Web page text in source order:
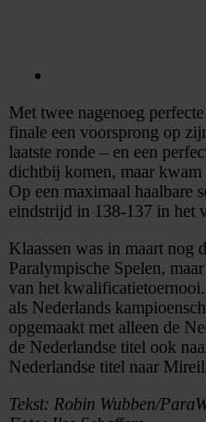
Met twee nagenoeg
finale een voorsprong op
laatste ronde – en een
dichtbij komen, maar
Op een maximaal haalbare
eindstrijd in 138-137 in het
Klaassen was in maart
Paralympische Spelen,
van het
als Nederlands
opgemaakt met alleen de
de Nederlandse titel ook
Nederlandse titel naar
Tekst: Robin Wubben/